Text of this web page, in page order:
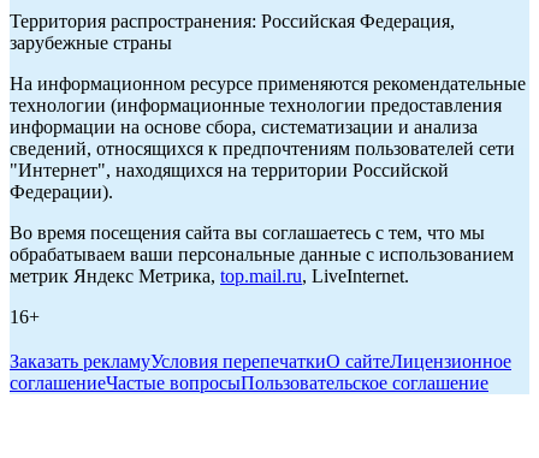
Территория распространения: Российская Федерация,
зарубежные страны
На информационном ресурсе применяются рекомендательные
технологии (информационные технологии предоставления
информации на основе сбора, систематизации и анализа
сведений, относящихся к предпочтениям пользователей сети
"Интернет", находящихся на территории Российской
Федерации).
Во время посещения сайта вы соглашаетесь с тем, что мы
обрабатываем ваши персональные данные с использованием
метрик Яндекс Метрика, top.mail.ru, LiveInternet.
16+
Заказать рекламуУсловия перепечаткиО сайтеЛицензионное
соглашениеЧастые вопросыПользовательское соглашение